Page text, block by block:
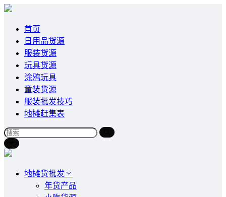
首页
日用品货源
服装货源
玩具货源
涂鸦玩具
童装货源
服装批发技巧
地摊赶集表
地摊货批发
年货产品